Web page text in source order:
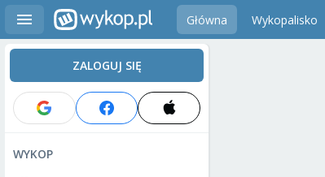
Główna Wykopalisko
ZALOGUJ SIĘ
WYKOP